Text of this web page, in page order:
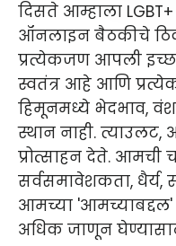
दिसते आम्हाला
ऑनलाइन बैठकीचे
प्रत्येकजण आपली
स्वतंत्र आहे आणि
हिमूनमध्ये भेदभाव,
स्थान नाही.
प्रोत्साहन देते. आमची
सर्वसमावेशकता, धैर्य,
आमच्या
अधिक जाणून